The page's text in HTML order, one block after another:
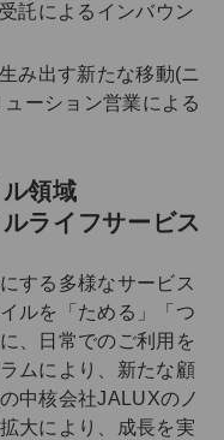
託によるインバウン
み出す新たな移動(ニ
ーション営業による
領域
ライフサービス
する多様なサービス
ルを「ためる」「つ
、日常でのご利用を
ムにより、新たな顧
中核会社JALUXのノ
大により、成長を実